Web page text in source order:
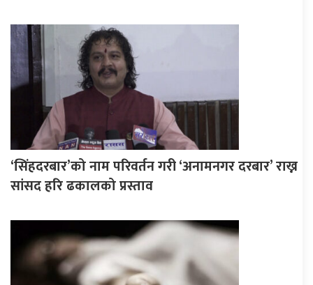
‘सिंहदरबार’को नाम परिवर्तन गरी ‘अनामनगर दरबार’ राख्न
सांसद हरि ढकालको प्रस्ताव